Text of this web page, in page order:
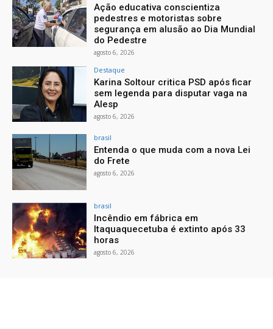
Ação educativa conscientiza
pedestres e motoristas sobre
segurança em alusão ao Dia Mundial
do Pedestre
agosto 6, 2026
Destaque
Karina Soltour critica PSD após ficar
sem legenda para disputar vaga na
Alesp
agosto 6, 2026
brasil
Entenda o que muda com a nova Lei
do Frete
agosto 6, 2026
brasil
Incêndio em fábrica em
Itaquaquecetuba é extinto após 33
horas
agosto 6, 2026